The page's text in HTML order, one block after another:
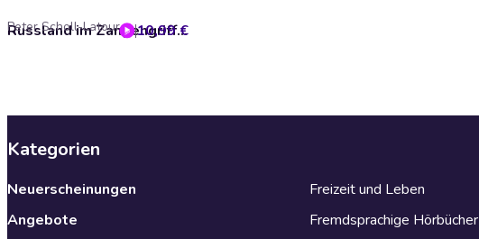
Russland im Zangengriff (Putins Imperium zwischen Nato, China und Islam)
Peter Scholl-Latour 10,99 €
Kategorien
Neuerscheinungen
Angebote
Freizeit und Leben
Fremdsprachige Hörbücher